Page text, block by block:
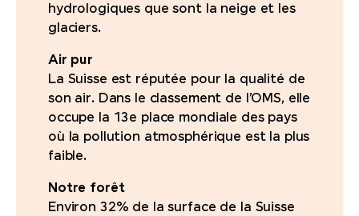
hydrologiques que sont la neige et les
glaciers.
Air pur
La Suisse est réputée pour la qualité de
son air. Dans le classement de l’OMS, elle
occupe la 13e place mondiale des pays
où la pollution atmosphérique est la plus
faible.
Notre forêt
Environ 32% de la surface de la Suisse